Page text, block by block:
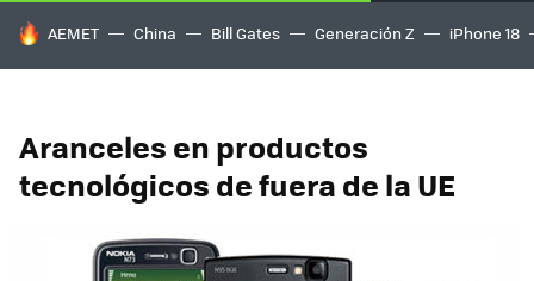
HOY SE HABLA DE
AEMET China Bill Gates Generación Z iPhone 18
Aranceles en productos
tecnológicos de fuera de la UE